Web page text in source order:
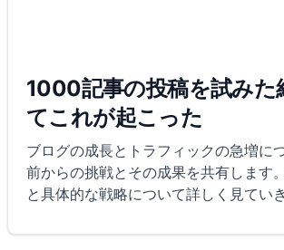
1000記事の投稿を試みた
てこれが起こった
ブログの成長とトラフィックの急増に
前からの挑戦とその成果を共有します
と具体的な戦略について詳しく見てい